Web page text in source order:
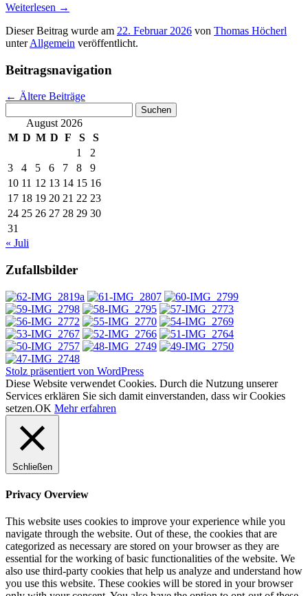
Weiterlesen →
Dieser Beitrag wurde am 22. Februar 2026 von Thomas Höcherl
unterAllgemein veröffentlicht.
Beitragsnavigation
← Ältere Beiträge
nach:August 2026
M D M D F S
S
1
2
3
4 5 6 7 8
9
10 11 12 13 14 15 16
17 18 19 20 21 22 23
24 25 26 27 28 29 30
31
« Juli
Zufallsbilder
Stolz präsentiert von WordPress
Diese Website verwendet Cookies. Durch die Nutzung unserer
Services erklären Sie sich damit einverstanden, dass wir Cookies
setzen.OK Mehr erfahren
Schließen
Privacy Overview
This website uses cookies to improve your experience while you
navigate through the website. Out of these, the cookies that are
categorized as necessary are stored on your browser as they are
essential for the working of basic functionalities of the website. We
also use third-party cookies that help us analyze and understand how
you use this website. These cookies will be stored in your browser